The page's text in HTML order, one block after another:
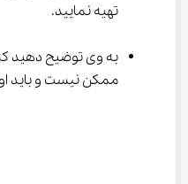
تهیه نمایید.
به وی توضیح دهید
ممکن نیست و باید